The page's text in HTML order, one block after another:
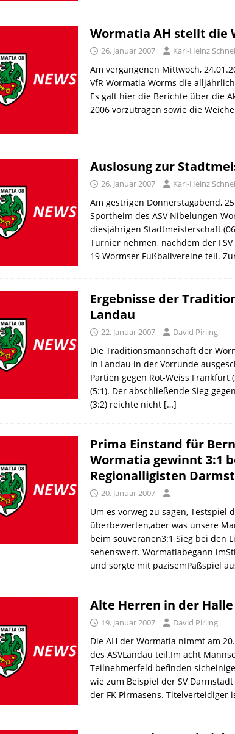
Wormatia AH stellt die
26. Januar 2007 Karl-Heinz
Am vergangenen Mittwoch,
VfR Wormatia Worms die
Es galt hier die Berichte über die
2006 vorzutragen sowie die
Auslosung zur
26. Januar 2007 Karl-Heinz
Am gestrigen Donnerstagabend,
Sportheim des ASV Nibelungen
diesjährigen Stadtmeisterschaft
Turnier nehmen, nachdem der
19 Wormser Fußballvereine teil.
Ergebnisse der
Landau
22. Januar 2007 David Pirling
Die Traditionsmannschaft der
in Landau in der Vorrunde
Partien gegen Rot-Weiss Frankfurt
(5:1). Der abschließende Sieg
(3:2) reichte nicht […]
Prima Einstand für
Wormatia gewinnt 3:1
Regionalligisten
20. Januar 2007
Um es vorweg zu sagen, Testspiel
überbewerten,aber was unsere
beim souveränen3:1 Sieg bei den
sehenswert. Wormatiabegann
und sorgte mit päzisemPaßspiel
Alte Herren in der Halle
19. Januar 2007 David Pirling
Die AH der Wormatia nimmt am
des ASVLandau teil.Im acht
Teilnehmerfeld befinden
wie zum Beispiel der SV
der FK Pirmasens. Titelverteidiger